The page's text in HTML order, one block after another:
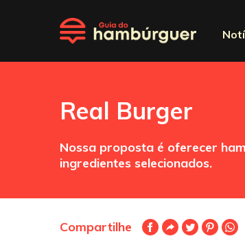
Real Burger
Nossa proposta é oferecer
ingredientes selecionados.
Compartilhe